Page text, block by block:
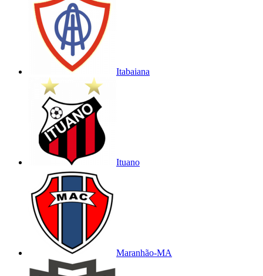
Itabaiana
Ituano
Maranhão-MA